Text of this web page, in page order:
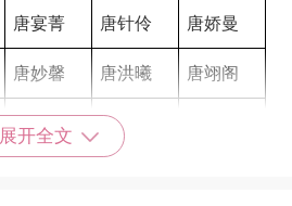
唐宴菁 唐针伶 唐娇曼
唐妙馨 唐洪曦 唐翊阁
唐玮祺 唐育佳
展开全文